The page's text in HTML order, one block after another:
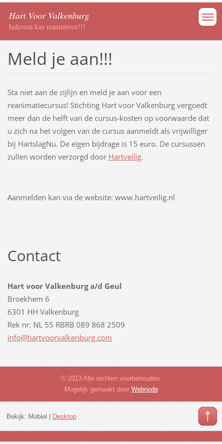
Hart Voor Valkenburg
Iedereen kan reanimeren!!!
Meld je aan!!!
Sta niet aan de zijlijn en meld je aan voor een
reanimatiecursus! Stichting Hart voor Valkenburg vergoedt
meer dan de helft van de cursus-kosten op voorwaarde dat
u zich na het volgen van de cursus aanmeldt als vrijwilliger
bij HartslagNu. De eigen bijdrage is 15 euro. De cursussen
zullen worden verzorgd door Hartveilig.
Aanmelden kan via de website: www.hartveilig.nl
Contact
Hart voor Valkenburg a/d Geul
Broekhem 6
6301 HH Valkenburg
Rek nr: NL 55 RBRB 089 868 2509
info@hartvoorvalkenburg.com
© 2013 Alle rechten voorbehouden.
Mogelijk gemaakt door Webnode
Bekijk: Mobiel Desktop